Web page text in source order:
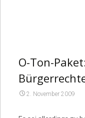
O-Ton-
2. November 2009